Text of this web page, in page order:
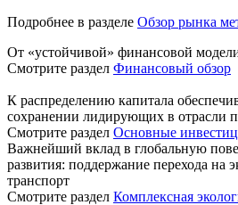
Подробнее в разделе Обзор рынка
От «устойчивой» финансовой
Смотрите раздел Финансовый обзор
К распределению капитала
сохранении лидирующих в отрасли
Смотрите раздел Основные
Важнейший вклад в глобальную
развития: поддержание перехода на
транспорт
Смотрите раздел Комплексная